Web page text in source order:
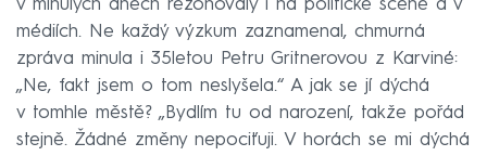
v minulých dnech rezonovaly i na politické scéně a v
médiích. Ne každý výzkum zaznamenal, chmurná
zpráva minula i 35letou Petru Gritnerovou z Karviné:
„Ne, fakt jsem o tom neslyšela.“ A jak se jí dýchá
v tomhle městě? „Bydlím tu od narození, takže pořád
stejně. Žádné změny nepociťuji. V horách se mi dýchá